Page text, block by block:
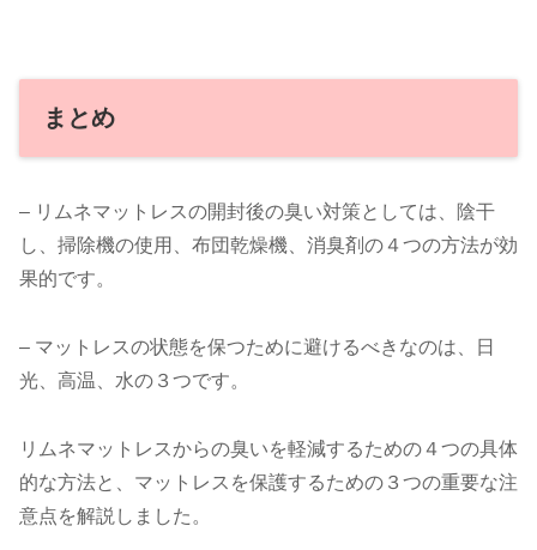
まとめ
– リムネマットレスの開封後の臭い対策としては、陰干
し、掃除機の使用、布団乾燥機、消臭剤の４つの方法が効
果的です。
– マットレスの状態を保つために避けるべきなのは、日
光、高温、水の３つです。
リムネマットレスからの臭いを軽減するための４つの具体
的な方法と、マットレスを保護するための３つの重要な注
意点を解説しました。